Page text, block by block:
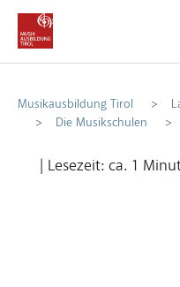
Zum Hauptinhalt
Zum Fußbereich
Musikausbildung Tirol
Die Musikschulen
| Lesezeit: ca. 1